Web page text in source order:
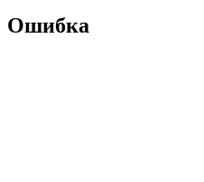
Ошибка